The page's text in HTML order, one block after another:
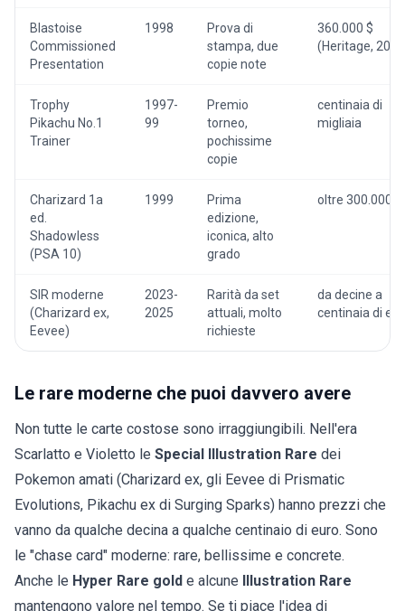
Blastoise
Commissioned
Presentation
1998
Prova di
stampa, due
copie note
360.000 $
(Heritage,
Trophy
Pikachu No.1
Trainer
1997-
99
Premio
torneo,
pochissime
copie
centinaia di
migliaia
Charizard 1a
ed.
Shadowless
(PSA 10)
1999
Prima
edizione,
iconica, alto
grado
oltre 300.000 $
SIR moderne
(Charizard ex,
Eevee)
2023-
2025
Rarità da set
attuali, molto
richieste
da decine a
centinaia di
Le rare moderne che puoi davvero avere
Non tutte le carte costose sono irraggiungibili. Nell'era
Scarlatto e Violetto le Special Illustration Rare dei
Pokemon amati (Charizard ex, gli Eevee di Prismatic
Evolutions, Pikachu ex di Surging Sparks) hanno prezzi che
vanno da qualche decina a qualche centinaio di euro. Sono
le "chase card" moderne: rare, bellissime e concrete.
Anche le Hyper Rare gold e alcune Illustration Rare
mantengono valore nel tempo. Se ti piace l'idea di